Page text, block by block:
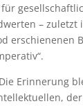
– zuletzt
erschienenen
Die Erinnerung